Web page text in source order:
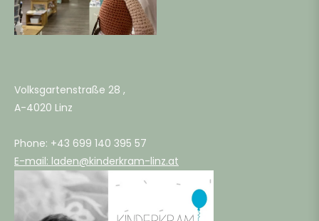
Volksgartenstraße 28 ,
A-4020 Linz
Phone: +43 699 140 395 57
E-mail: laden@kinderkram-linz.at